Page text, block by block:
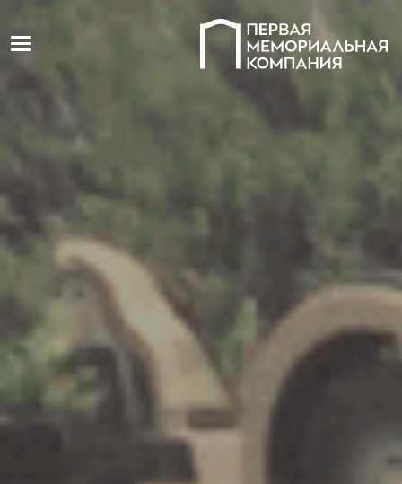
Toggle navigation